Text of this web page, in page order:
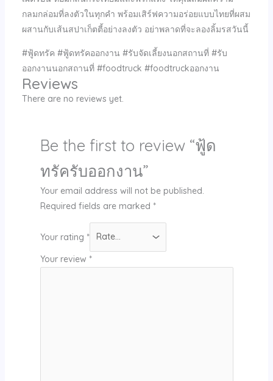
กลมกล่อมที่ลงตัวในทุกคำ พร้อมเสิร์ฟความอร่อยแบบไทยที่ผสม
ผสานกับเส้นสปาเก็ตตี้อย่างลงตัว อย่าพลาดที่จะลองลิ้มรสวันนี้
#ฟู้ดทรัค #ฟู้ดทรัคออกงาน #รับจัดเลี้ยงนอกสถานที่ #รับ
ออกงานนอกสถานที่ #foodtruck #foodtruckออกงาน
Reviews
There are no reviews yet.
Be the first to review “ฟู้ด
ทรัครับออกงาน”
Your email address will not be published.
Required fields are marked *
Your rating *
Your review *